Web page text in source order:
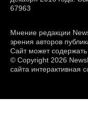
67963
Мнение редакции
зрения авторов
Сайт может
© Copyright 2026
сайта интерактивная